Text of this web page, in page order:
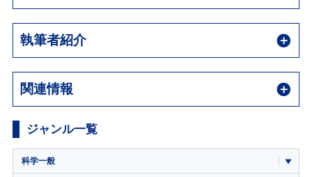
執筆者紹介
関連情報
ジャンル一覧
科学一般